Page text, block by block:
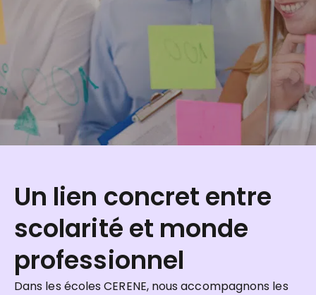
Un lien concret entre
scolarité et monde
professionnel
Dans les écoles CERENE, nous accompagnons les